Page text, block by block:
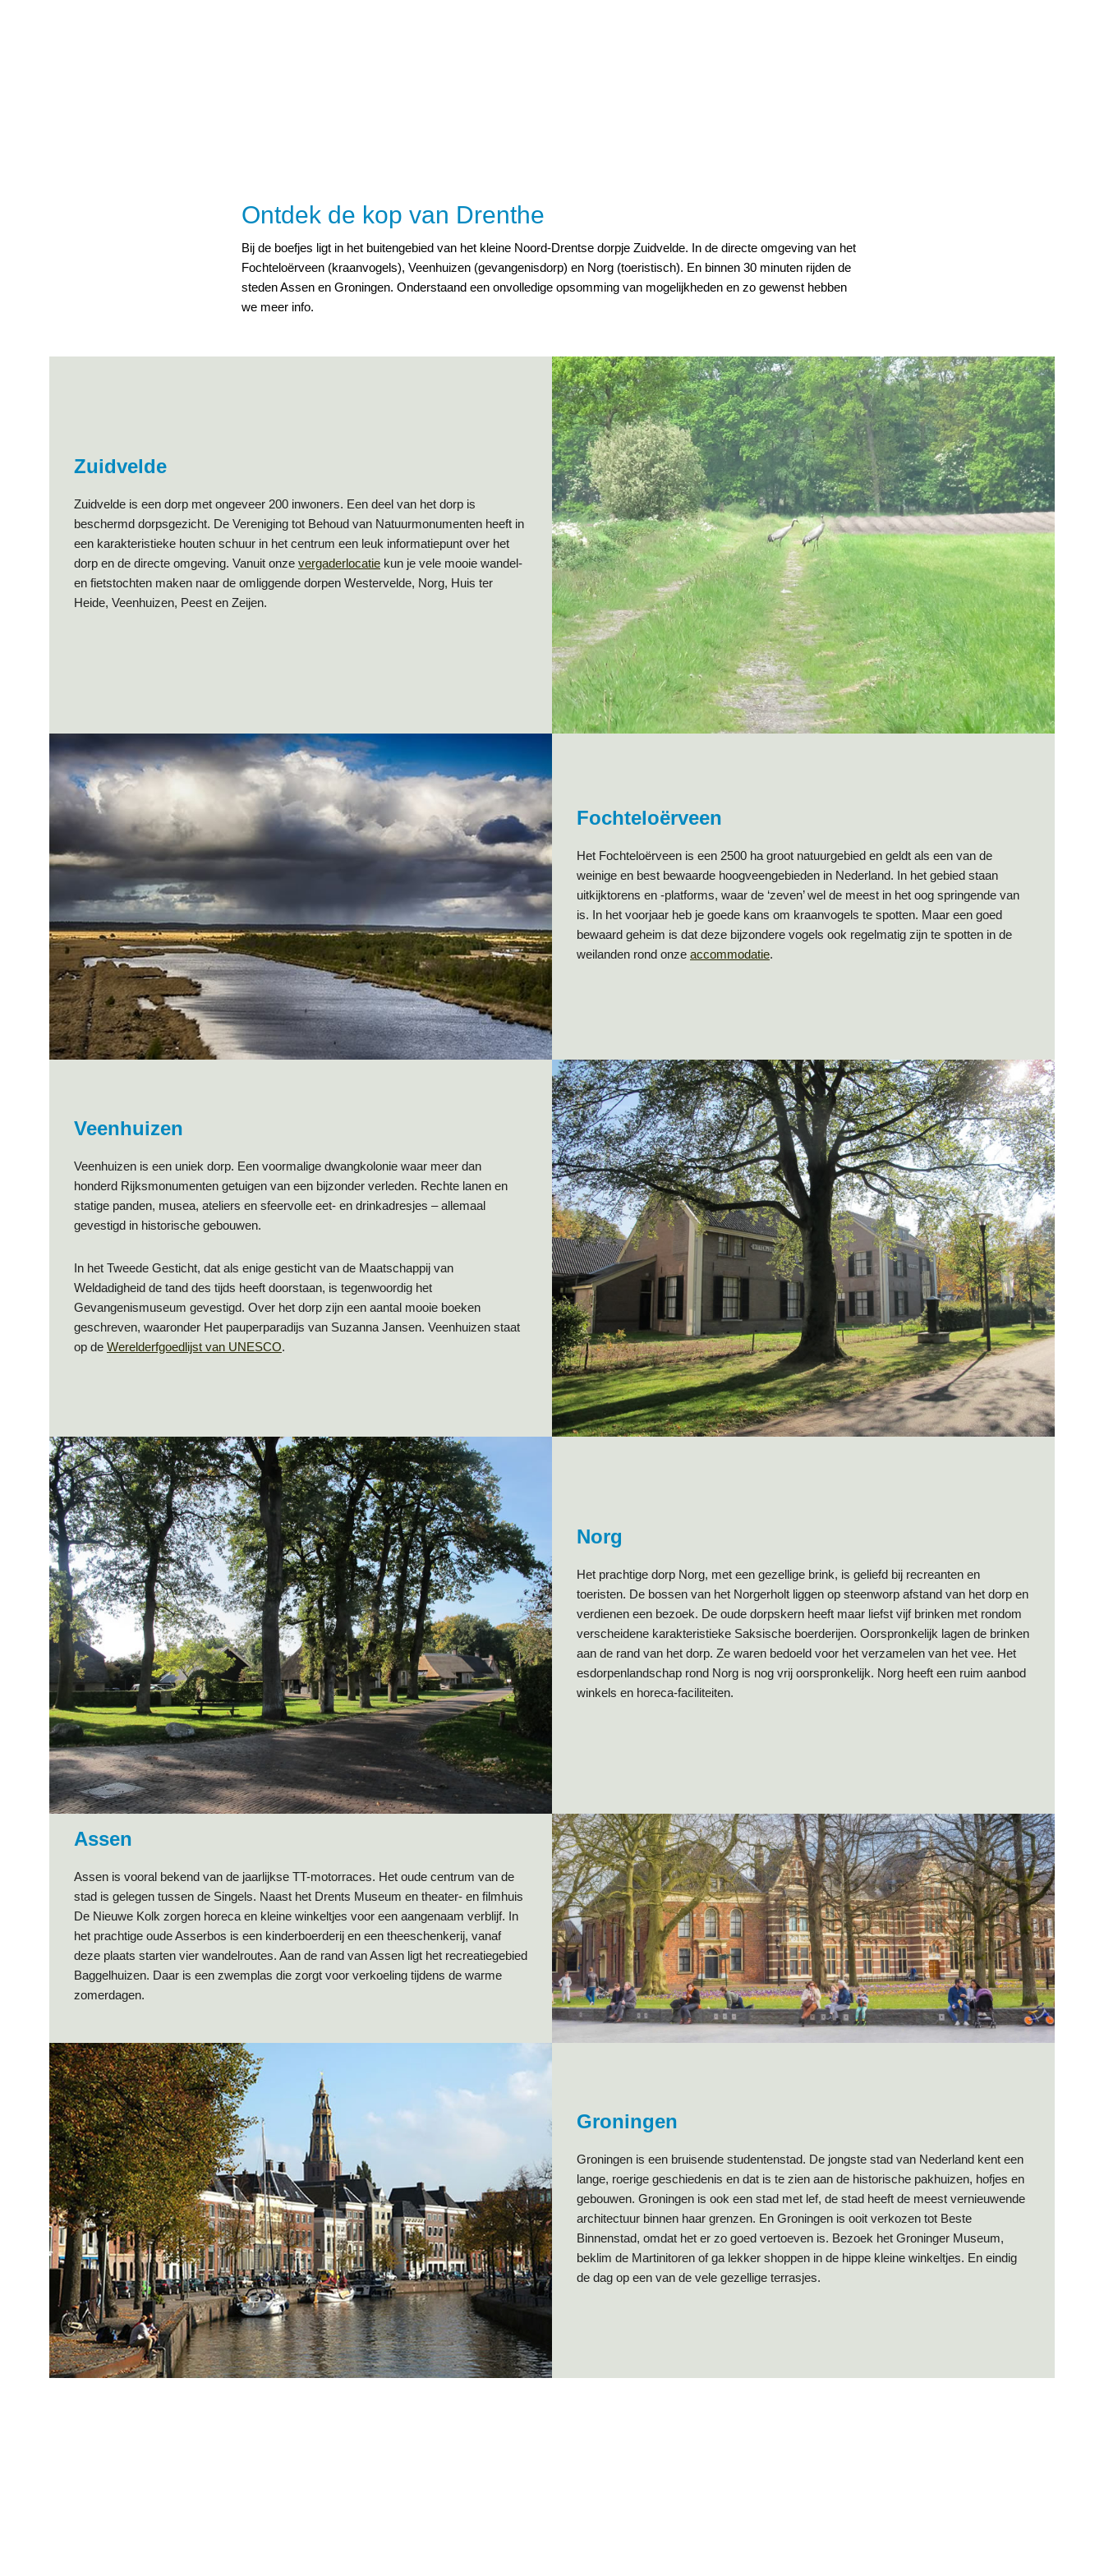
Ontdek de kop van Drenthe
Bij de boefjes ligt in het buitengebied van het kleine Noord-Drentse dorpje Zuidvelde. In de directe omgeving van het
Fochteloërveen (kraanvogels), Veenhuizen (gevangenisdorp) en Norg (toeristisch). En binnen 30 minuten rijden de
steden Assen en Groningen. Onderstaand een onvolledige opsomming van mogelijkheden en zo gewenst hebben
we meer info.
Zuidvelde
Zuidvelde is een dorp met ongeveer 200 inwoners. Een deel van het dorp is
beschermd dorpsgezicht. De Vereniging tot Behoud van Natuurmonumenten heeft in
een karakteristieke houten schuur in het centrum een leuk informatiepunt over het
dorp en de directe omgeving. Vanuit onze vergaderlocatie kun je vele mooie wandel-
en fietstochten maken naar de omliggende dorpen Westervelde, Norg, Huis ter
Heide, Veenhuizen, Peest en Zeijen.
Fochteloërveen
Het Fochteloërveen is een 2500 ha groot natuurgebied en geldt als een van de
weinige en best bewaarde hoogveengebieden in Nederland. In het gebied staan
uitkijktorens en -platforms, waar de ‘zeven’ wel de meest in het oog springende van
is. In het voorjaar heb je goede kans om kraanvogels te spotten. Maar een goed
bewaard geheim is dat deze bijzondere vogels ook regelmatig zijn te spotten in de
weilanden rond onze accommodatie.
Veenhuizen
Veenhuizen is een uniek dorp. Een voormalige dwangkolonie waar meer dan
honderd Rijksmonumenten getuigen van een bijzonder verleden. Rechte lanen en
statige panden, musea, ateliers en sfeervolle eet- en drinkadresjes – allemaal
gevestigd in historische gebouwen.
In het Tweede Gesticht, dat als enige gesticht van de Maatschappij van
Weldadigheid de tand des tijds heeft doorstaan, is tegenwoordig het
Gevangenismuseum gevestigd. Over het dorp zijn een aantal mooie boeken
geschreven, waaronder Het pauperparadijs van Suzanna Jansen. Veenhuizen staat
op de Werelderfgoedlijst van UNESCO.
Norg
Het prachtige dorp Norg, met een gezellige brink, is geliefd bij recreanten en
toeristen. De bossen van het Norgerholt liggen op steenworp afstand van het dorp en
verdienen een bezoek. De oude dorpskern heeft maar liefst vijf brinken met rondom
verscheidene karakteristieke Saksische boerderijen. Oorspronkelijk lagen de brinken
aan de rand van het dorp. Ze waren bedoeld voor het verzamelen van het vee. Het
esdorpenlandschap rond Norg is nog vrij oorspronkelijk. Norg heeft een ruim aanbod
winkels en horeca-faciliteiten.
Assen
Assen is vooral bekend van de jaarlijkse TT-motorraces. Het oude centrum van de
stad is gelegen tussen de Singels. Naast het Drents Museum en theater- en filmhuis
De Nieuwe Kolk zorgen horeca en kleine winkeltjes voor een aangenaam verblijf. In
het prachtige oude Asserbos is een kinderboerderij en een theeschenkerij, vanaf
deze plaats starten vier wandelroutes. Aan de rand van Assen ligt het recreatiegebied
Baggelhuizen. Daar is een zwemplas die zorgt voor verkoeling tijdens de warme
zomerdagen.
Groningen
Groningen is een bruisende studentenstad. De jongste stad van Nederland kent een
lange, roerige geschiedenis en dat is te zien aan de historische pakhuizen, hofjes en
gebouwen. Groningen is ook een stad met lef, de stad heeft de meest vernieuwende
architectuur binnen haar grenzen. En Groningen is ooit verkozen tot Beste
Binnenstad, omdat het er zo goed vertoeven is. Bezoek het Groninger Museum,
beklim de Martinitoren of ga lekker shoppen in de hippe kleine winkeltjes. En eindig
de dag op een van de vele gezellige terrasjes.